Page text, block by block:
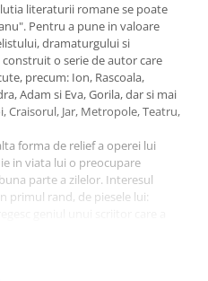
literaturii romane se poate
Pentru a pune in valoare
dramaturgului si
o serie de autor care
precum: Ion, Rascoala,
Adam si Eva, Gorila, dar si mai
Jar, Metropole, Teatru,
forma de relief a operei lui
in viata lui o preocupare
parte a zilelor. Interesul
primul rand, de piesele lui:
treaca dincolo de pragul
o perspectiva revelatoare